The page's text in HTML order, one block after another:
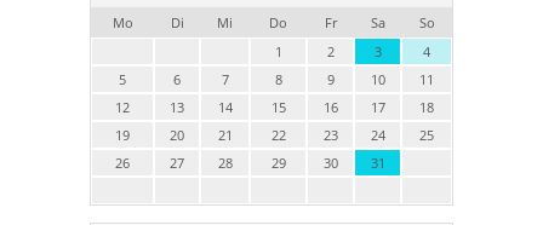
Mo Di Mi Do Fr Sa
So
1
2 3
4
5
6 7 8 9 10
11
12
13 14 15 16 17
18
19
20 21 22 23 24
25
26
27 28 29 30 31